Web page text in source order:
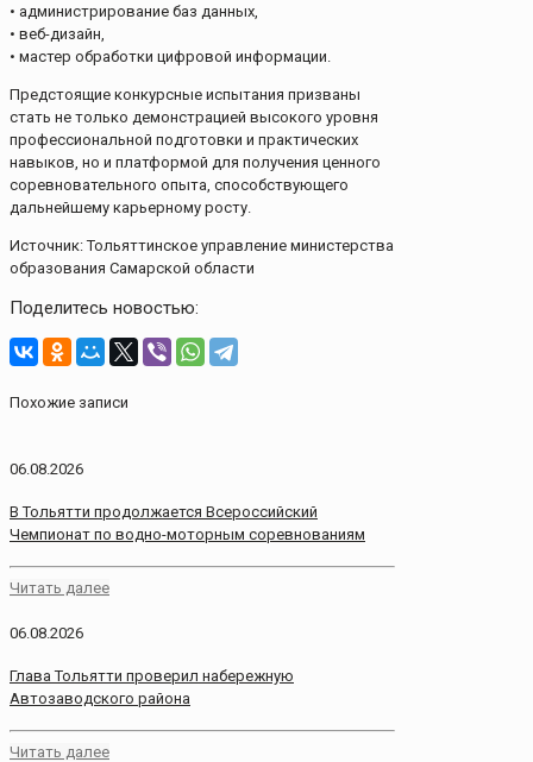
• администрирование баз данных,
• веб-дизайн,
• мастер обработки цифровой информации.
Предстоящие конкурсные испытания призваны
стать не только демонстрацией высокого уровня
профессиональной подготовки и практических
навыков, но и платформой для получения ценного
соревновательного опыта, способствующего
дальнейшему карьерному росту.
Источник: Тольяттинское управление министерства
образования Самарской области
Поделитесь новостью:
Похожие записи
06.08.2026
В Тольятти продолжается Всероссийский
Чемпионат по водно-моторным соревнованиям
Читать далее
06.08.2026
Глава Тольятти проверил набережную
Автозаводского района
Читать далее